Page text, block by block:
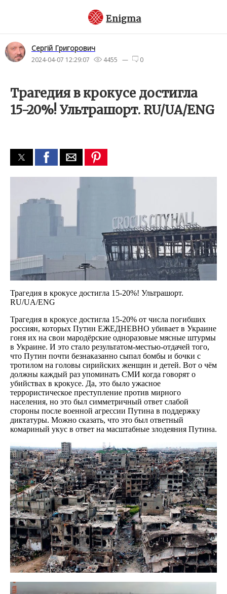
Enigma
Сергій Григорович
2024-04-07 12:29:07 4455 — 0
Трагедия в крокусе достигла
15-20%! Ультрашорт. RU/UA/ENG
Трагедия в крокусе достигла 15-20%! Ультрашорт.
RU/UA/ENG
Трагедия в крокусе достигла 15-20% от числа погибших
россиян, которых Путин ЕЖЕДНЕВНО убивает в Украине
гоня их на свои мародёрские одноразовые мясные штурмы
в Украине. И это стало результатом-местью-отдачей того,
что Путин почти безнаказанно сыпал бомбы и бочки с
тротилом на головы сирийских женщин и детей. Вот о чём
должны каждый раз упоминать СМИ когда говорят о
убийствах в крокусе. Да, это было ужасное
террористическое преступление против мирного
населения, но это был симметричный ответ слабой
стороны после военной агрессии Путина в поддержку
диктатуры. Можно сказать, что это был ответный
комариный укус в ответ на масштабные злодеяния Путина.